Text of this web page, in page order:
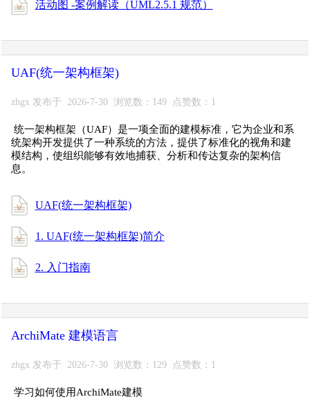
活动图 -案例解读（UML2.5.1 规范）
UAF(统一架构框架)
zhgx 发布于 2026-7-30 浏览数：149 点赞数：1
统一架构框架（UAF）是一项全面的建模标准，它为企业和系
统架构开发提供了一种系统的方法，提供了标准化的视角和建
模结构，使组织能够有效地捕获、分析和传达复杂的架构信
息。
UAF(统一架构框架)
1. UAF(统一架构框架)简介
2. 入门指南
ArchiMate 建模语言
zhgx 发布于 2026-7-30 浏览数：129 点赞数：1
学习如何使用ArchiMate建模